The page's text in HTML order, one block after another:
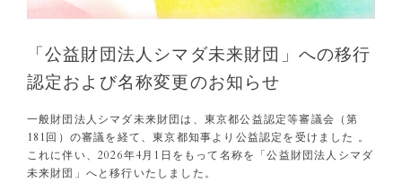
「公益財団法人シマダ未来財団」への移行
認定および名称変更のお知らせ
一般財団法人シマダ未来財団は、東京都公益認定等審議会（第
181回）の審議を経て、東京都知事より公益認定を受けました 。
これに伴い、2026年4月1日をもって名称を「公益財団法人シマダ
未来財団」へと移行いたしました。